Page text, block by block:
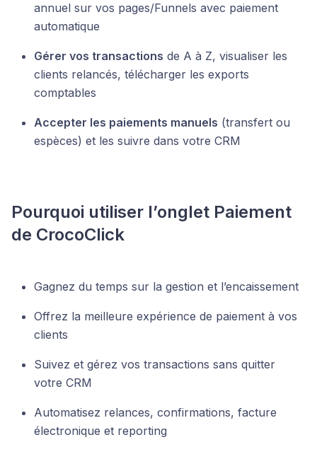
annuel sur vos pages/Funnels avec paiement
automatique
Gérer vos transactions de A à Z, visualiser les
clients relancés, télécharger les exports
comptables
Accepter les paiements manuels (transfert ou
espèces) et les suivre dans votre CRM
Pourquoi utiliser l’onglet Paiement
de CrocoClick
Gagnez du temps sur la gestion et l’encaissement
Offrez la meilleure expérience de paiement à vos
clients
Suivez et gérez vos transactions sans quitter
votre CRM
Automatisez relances, confirmations, facture
électronique et reporting